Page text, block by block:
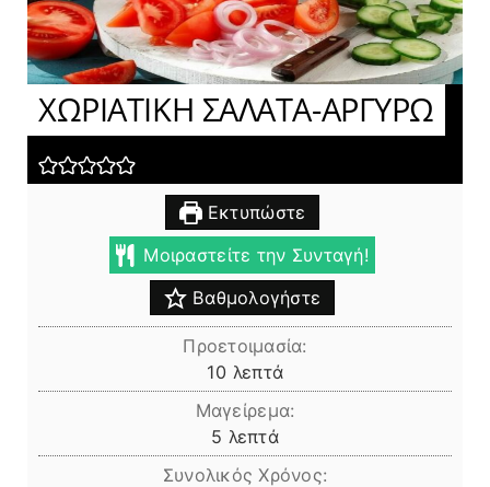
ΧΩΡΙΑΤΙΚΗ ΣΑΛΑΤΑ-ΑΡΓΥΡΩ
Εκτυπώστε
Μοιραστείτε την Συνταγή!
Βαθμολογήστε
Προετοιμασία:
10 λεπτά
λεπτά
Μαγείρεμα:
5 λεπτά
λεπτά
Συνολικός Χρόνος: